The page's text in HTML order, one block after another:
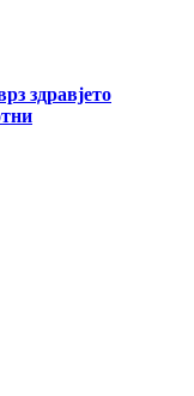
здравјето